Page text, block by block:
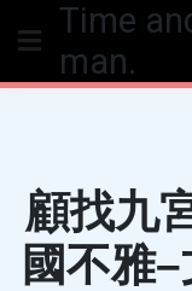
Time
man.
顧找九
國不雅